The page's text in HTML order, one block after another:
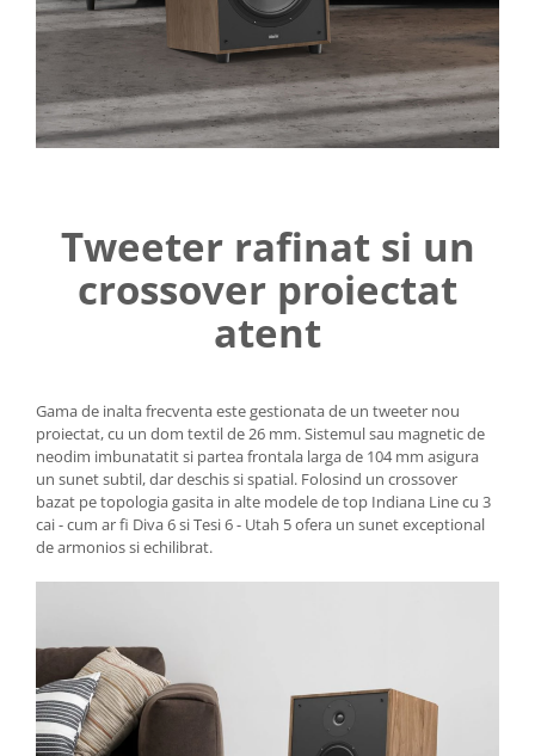
Tweeter rafinat si un
crossover proiectat
atent
Gama de inalta frecventa este gestionata de un tweeter nou
proiectat, cu un dom textil de 26 mm. Sistemul sau magnetic de
neodim imbunatatit si partea frontala larga de 104 mm asigura
un sunet subtil, dar deschis si spatial. Folosind un crossover
bazat pe topologia gasita in alte modele de top Indiana Line cu 3
cai - cum ar fi Diva 6 si Tesi 6 - Utah 5 ofera un sunet exceptional
de armonios si echilibrat.